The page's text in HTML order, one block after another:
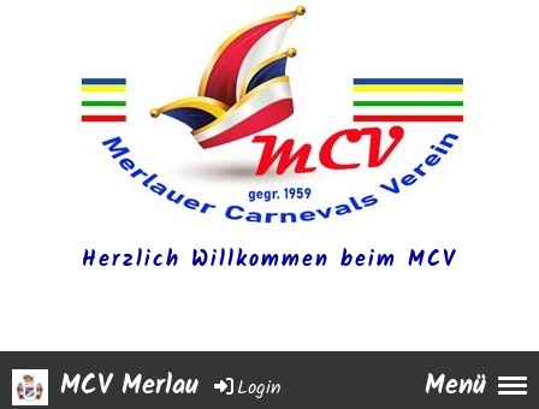
Herzlich Willkommen beim MCV
Menü
Login
MCV Merlau